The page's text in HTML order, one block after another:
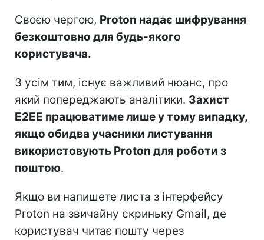
Своєю чергою, Proton надає шифрування
безкоштовно для будь-якого
користувача.
З усім тим, існує важливий нюанс, про
який попереджають аналітики. Захист
E2EE працюватиме лише у тому випадку,
якщо обидва учасники листування
використовують Proton для роботи з
поштою.
Якщо ви напишете листа з інтерфейсу
Proton на звичайну скриньку Gmail, де
користувач читає пошту через